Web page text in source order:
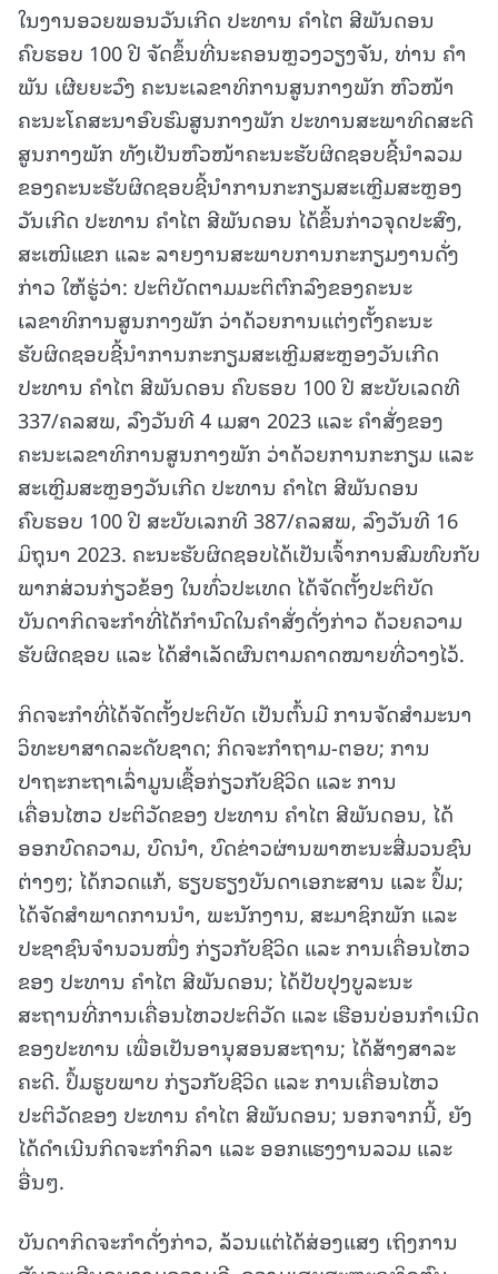
ໃນງານອວຍພອນວັນເກີດ ປະທານ ຄໍາໄຕ ສີພັນດອນ
ຄົບຮອບ 100 ປີ ຈັດຂຶ້ນທີ່ນະຄອນຫຼວງວຽງຈັນ, ທ່ານ ຄຳ
ພັນ ເຜີຍຍະວົງ ຄະນະເລຂາທິການສູນກາງພັກ ຫົວໜ້າ
ຄະນະໂຄສະນາອົບຮົມສູນກາງພັກ ປະທານສະພາທິດສະດີ
ສູນກາງພັກ ທັງເປັນຫົວໜ້າຄະນະຮັບຜິດຊອບຊີ້ນໍາລວມ
ຂອງຄະນະຮັບຜິດຊອບຊີ້ນໍາການກະກຽມສະເຫຼີມສະຫຼອງ
ວັນເກີດ ປະທານ ຄໍາໄຕ ສີພັນດອນ ໄດ້ຂຶ້ນກ່າວຈຸດປະສົງ,
ສະເໜີແຂກ ແລະ ລາຍງານສະພາບການກະກຽມງານດັ່ງ
ກ່າວ ໃຫ້ຮູ່ວ່າ: ປະຕິບັດຕາມມະຕິຕົກລົງຂອງຄະນະ
ເລຂາທິການສູນກາງພັກ ວ່າດ້ວຍການແຕ່ງຕັ້ງຄະນະ
ຮັບຜິດຊອບຊີ້ນໍາການກະກຽມສະເຫຼີມສະຫຼອງວັນເກີດ
ປະທານ ຄໍາໄຕ ສີພັນດອນ ຄົບຮອບ 100 ປີ ສະບັບເລດທີ
337/ຄລສພ, ລົງວັນທີ 4 ເມສາ 2023 ແລະ ຄໍາສັ່ງຂອງ
ຄະນະເລຂາທິການສູນກາງພັກ ວ່າດ້ວຍການກະກຽມ ແລະ
ສະເຫຼີມສະຫຼອງວັນເກີດ ປະທານ ຄໍາໄຕ ສີພັນດອນ
ຄົບຮອບ 100 ປີ ສະບັບເລກທີ 387/ຄລສພ, ລົງວັນທີ 16
ມິຖຸນາ 2023. ຄະນະຮັບຜິດຊອບໄດ້ເປັນເຈົ້າການສົມທົບກັບ
ພາກສ່ວນກ່ຽວຂ້ອງ ໃນທົ່ວປະເທດ ໄດ້ຈັດຕັ້ງປະຕິບັດ
ບັນດາກິດຈະກຳທີ່ໄດ້ກຳນົດໃນຄໍາສັ່ງດັ່ງກ່າວ ດ້ວຍຄວາມ
ຮັບຜິດຊອບ ແລະ ໄດ້ສຳເລັດຜົນຕາມຄາດໝາຍທີ່ວາງໄວ້.
ກິດຈະກຳທີ່ໄດ້ຈັດຕັ້ງປະຕິບັດ ເປັນຕົ້ນມີ ການຈັດສຳມະນາ
ວິທະຍາສາດລະດັບຊາດ; ກິດຈະກຳຖາມ-​ຕອບ; ການ
ປາຖະກະຖາເລົ່າມູນເຊື້ອກ່ຽວກັບຊີວິດ ແລະ ການ
ເຄື່ອນໄຫວ ປະຕິວັດຂອງ ປະທານ ຄໍາໄຕ ສີພັນດອນ, ໄດ້
ອອກບົດຄວາມ, ບົດນໍາ, ບົດຂ່າວຜ່ານພາຫະນະສື່ມວນຊົນ
ຕ່າງໆ; ໄດ້ກວດແກ້, ຮຽບຮຽງບັນດາເອກະສານ ແລະ ປຶ້ມ;
ໄດ້ຈັດສຳພາດການນໍາ, ພະນັກງານ, ສະມາຊິກພັກ ແລະ
ປະຊາຊົນຈໍານວນໜຶ່ງ ກ່ຽວກັບຊີວິດ ແລະ ການເຄື່ອນໄຫວ
ຂອງ ປະທານ ຄໍາໄຕ ສີພັນດອນ; ໄດ້ປັບປຸງບູລະນະ
ສະຖານທີ່ການເຄື່ອນໄຫວປະຕິວັດ ແລະ ເຮືອນບ່ອນກຳເນີດ
ຂອງປະທານ ເພື່ອເປັນອານຸສອນສະຖານ; ໄດ້ສ້າງສາລະ
ຄະດີ. ປຶ້ມຮູບພາບ ກ່ຽວກັບຊີວິດ ແລະ ການເຄື່ອນໄຫວ
ປະຕິວັດຂອງ ປະທານ ຄໍາໄຕ ສີພັນດອນ; ນອກຈາກນີ້, ຍັງ
ໄດ້ດຳເນີນກິດຈະກຳກິລາ ແລະ ອອກແຮງງານລວມ ແລະ
ອື່ນໆ.
ບັນດາກິດຈະກຳດັ່ງກ່າວ, ລ້ວນແຕ່ໄດ້ສ່ອງແສງ ເຖິງການ